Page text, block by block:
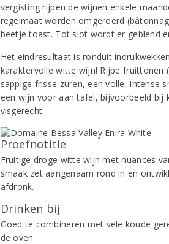
vergisting rijpen de wijnen enkele
regelmaat worden omgeroerd
beetje toast. Tot slot wordt er geblend
Het eindresultaat is ronduit
karaktervolle witte wijn! Rijpe fruittonen
sappige frisse zuren, een volle, intense
een wijn voor aan tafel, bijvoorbeeld bij
visgerecht.
Proefnotitie
Fruitige droge witte wijn met nuances
smaak zet aangenaam rond in en
afdronk.
Drinken bij
Goed te combineren met vele koude
de oven.